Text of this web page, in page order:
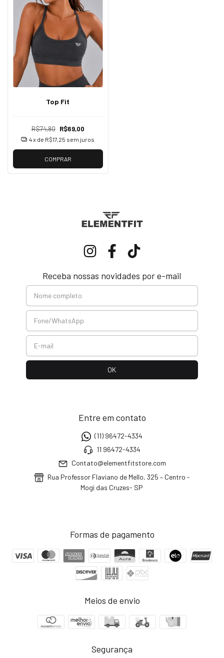
Top Fit
R$74,80 R$69,00
4x de R$17,25 sem juros
COMPRAR
Receba nossas novidades por e-mail
Entre em contato
(11) 96472-4334
11 96472-4334
Contato@elementfitstore.com
Rua Professor Flaviano de Mello, 325 – Centro -
Mogi das Cruzes- SP
Formas de pagamento
Meios de envio
Segurança